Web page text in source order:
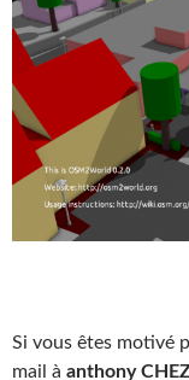
Si vous êtes motivé
mail à anthony